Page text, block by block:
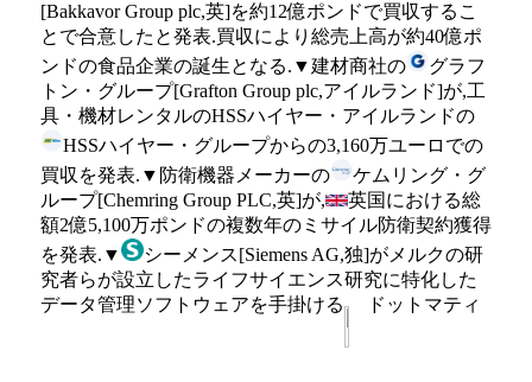
[Bakkavor Group plc,英]を約12億ポンドで買収するこ
とで合意したと発表.買収により総売上高が約40億ポ
ンドの食品企業の誕生となる.▼建材商社の
グラフ
トン・グループ[Grafton Group plc,アイルランド]が,工
具・機材レンタルのHSSハイヤー・アイルランドの
HSSハイヤー・グループからの3,160万ユーロでの
買収を発表.▼防衛機器メーカーの
ケムリング・グ
ループ[Chemring Group PLC,英]が,
英国における総
額2億5,100万ポンドの複数年のミサイル防衛契約獲得
を発表.▼
シーメンス[Siemens AG,独]がメルクの研
究者らが設立したライフサイエンス研究に特化した
データ管理ソフトウェアを手掛ける
ドットマティ